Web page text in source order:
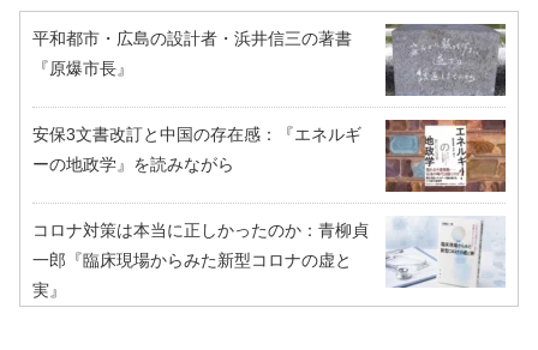
平和都市・広島の設計者・浜井信三の著書
『原爆市長』
安保3文書改訂と中国の存在感：『エネルギ
ーの地政学』を読みながら
コロナ対策は本当に正しかったのか：青柳貞
一郎『臨床現場からみた新型コロナの虚と
実』